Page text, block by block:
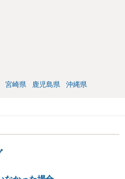
宮崎県 鹿児島県 沖縄県